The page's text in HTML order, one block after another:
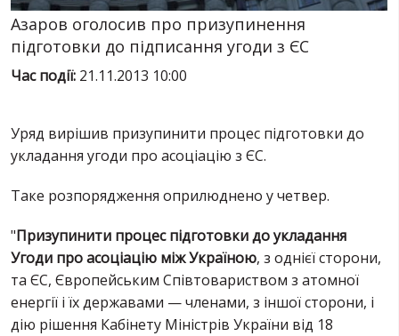
Азаров оголосив про призупинення
підготовки до підписання угоди з ЄС
Час події: 21.11.2013 10:00
Уряд вирішив призупинити процес підготовки до
укладання угоди про асоціацію з ЄС.
Таке розпорядження оприлюднено у четвер.
"Призупинити процес підготовки до укладання
Угоди про асоціацію між Україною, з однієї сторони,
та ЄС, Європейським Співтовариством з атомної
енергії і їх державами — членами, з іншої сторони, і
дію рішення Кабінету Міністрів України від 18